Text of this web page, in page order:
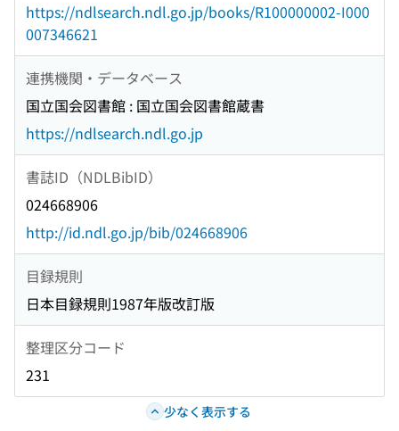
https://ndlsearch.ndl.go.jp/books/R100000002-I000
007346621
連携機関・データベース
国立国会図書館 : 国立国会図書館蔵書
https://ndlsearch.ndl.go.jp
書誌ID（NDLBibID）
024668906
http://id.ndl.go.jp/bib/024668906
目録規則
日本目録規則1987年版改訂版
整理区分コード
231
少なく表示する